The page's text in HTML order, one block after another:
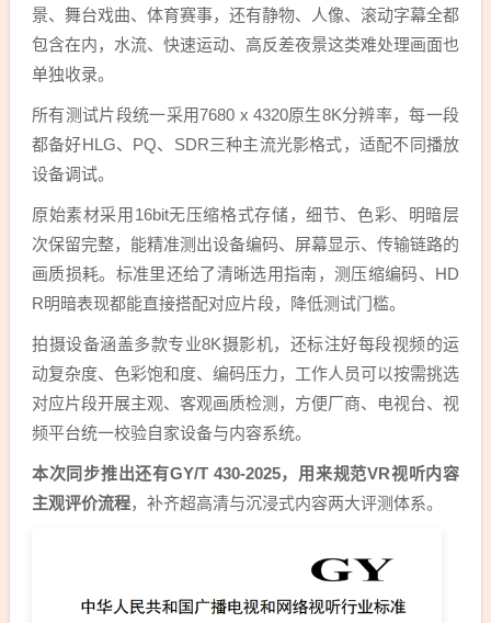
景、舞台戏曲、体育赛事，还有静物、人像、滚动字幕全都
包含在内，水流、快速运动、高反差夜景这类难处理画面也
单独收录。
所有测试片段统一采用7680 x 4320原生8K分辨率，每一段
都备好HLG、PQ、SDR三种主流光影格式，适配不同播放
设备调试。
原始素材采用16bit无压缩格式存储，细节、色彩、明暗层
次保留完整，能精准测出设备编码、屏幕显示、传输链路的
画质损耗。标准里还给了清晰选用指南，测压缩编码、HD
R明暗表现都能直接搭配对应片段，降低测试门槛。
拍摄设备涵盖多款专业8K摄影机，还标注好每段视频的运
动复杂度、色彩饱和度、编码压力，工作人员可以按需挑选
对应片段开展主观、客观画质检测，方便厂商、电视台、视
频平台统一校验自家设备与内容系统。
本次同步推出还有GY/T 430-2025，用来规范VR视听内容
主观评价流程，补齐超高清与沉浸式内容两大评测体系。